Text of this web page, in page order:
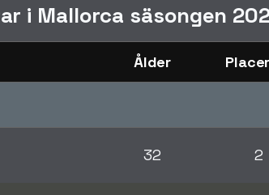
i Mallorca säsongen
Ålder
32 2